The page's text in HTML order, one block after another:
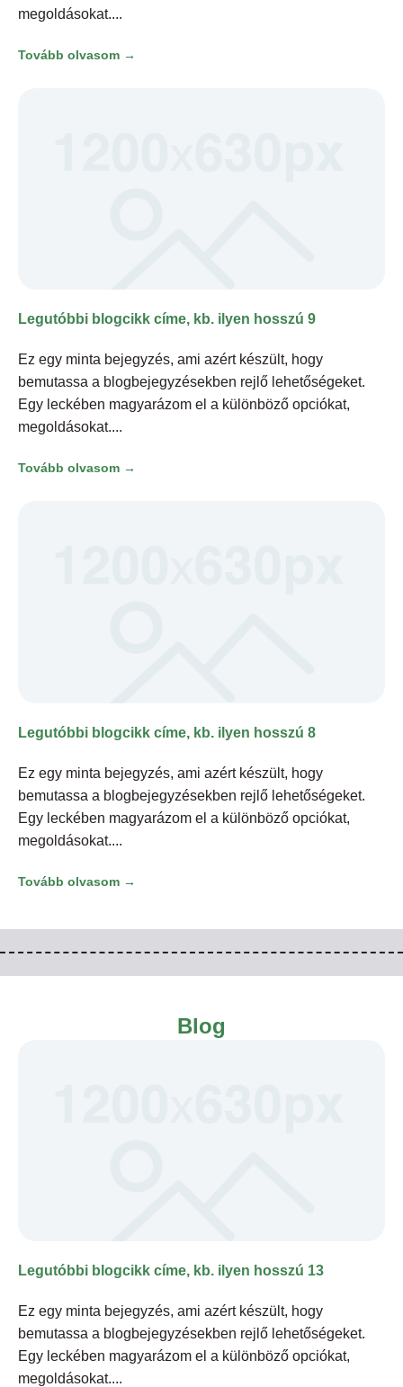
megoldásokat.
Tovább olvasom →
Legutóbbi blogcikk címe, kb. ilyen hosszú 9
Ez egy minta bejegyzés, ami azért készült, hogy
bemutassa a blogbejegyzésekben rejlő lehetőségeket.
Egy leckében magyarázom el a különböző opciókat,
megoldásokat.
Tovább olvasom →
Legutóbbi blogcikk címe, kb. ilyen hosszú 8
Ez egy minta bejegyzés, ami azért készült, hogy
bemutassa a blogbejegyzésekben rejlő lehetőségeket.
Egy leckében magyarázom el a különböző opciókat,
megoldásokat.
Tovább olvasom →
Blog
Legutóbbi blogcikk címe, kb. ilyen hosszú 13
Ez egy minta bejegyzés, ami azért készült, hogy
bemutassa a blogbejegyzésekben rejlő lehetőségeket.
Egy leckében magyarázom el a különböző opciókat,
megoldásokat.